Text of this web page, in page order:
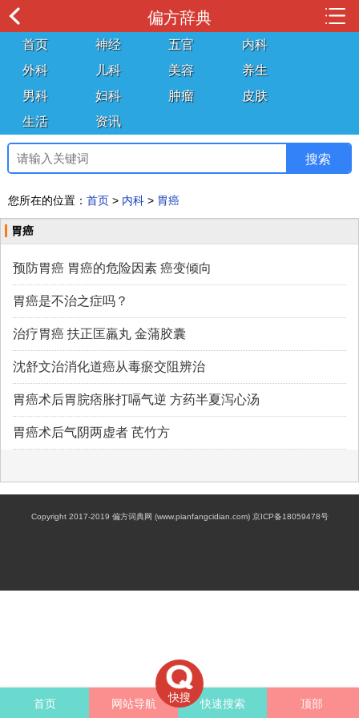
偏方辞典
首页 神经 五官
内科
外科
儿科 美容
养生
男科
妇科 肿瘤
皮肤
生活
资讯
您所在的位置： 首页 > 内科 > 胃癌
胃癌
预防胃癌 胃癌的危险因素 癌变倾向
胃癌是不治之症吗？
治疗胃癌 扶正匡羸丸 金蒲胶囊
沈舒文治消化道癌从毒瘀交阻辨治
胃癌术后胃脘痞胀打嗝气逆 方药半夏泻心汤
胃癌术后气阴两虚者 芪竹方
快搜
首页 网站导航 快速搜索 顶部
Copyright 2017-2019 偏方词典网 (www.pianfangcidian.com) 京ICP备18059478号